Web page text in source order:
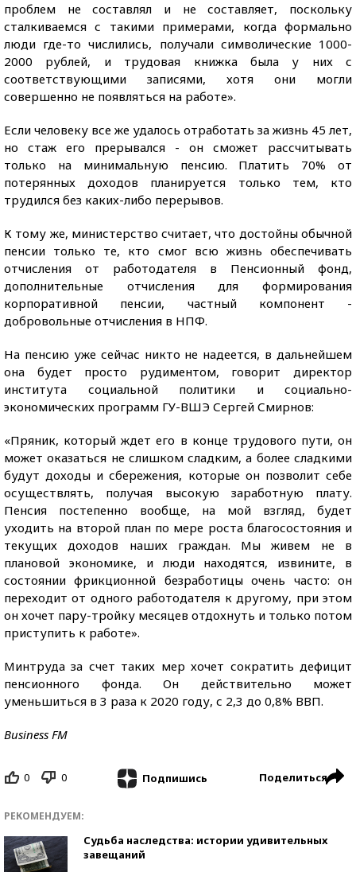
проблем не составлял и не составляет, поскольку
сталкиваемся с такими примерами, когда формально
люди где-то числились, получали символические 1000-
2000 рублей, и трудовая книжка была у них с
соответствующими записями, хотя они могли
совершенно не появляться на работе».
Если человеку все же удалось отработать за жизнь 45 лет,
но стаж его прерывался - он сможет рассчитывать
только на минимальную пенсию. Платить 70% от
потерянных доходов планируется только тем, кто
трудился без каких-либо перерывов.
К тому же, министерство считает, что достойны обычной
пенсии только те, кто смог всю жизнь обеспечивать
отчисления от работодателя в Пенсионный фонд,
дополнительные отчисления для формирования
корпоративной пенсии, частный компонент -
добровольные отчисления в НПФ.
На пенсию уже сейчас никто не надеется, в дальнейшем
она будет просто рудиментом, говорит директор
института социальной политики и социально-
экономических программ ГУ-ВШЭ Сергей Смирнов:
«Пряник, который ждет его в конце трудового пути, он
может оказаться не слишком сладким, а более сладкими
будут доходы и сбережения, которые он позволит себе
осуществлять, получая высокую заработную плату.
Пенсия постепенно вообще, на мой взгляд, будет
уходить на второй план по мере роста благосостояния и
текущих доходов наших граждан. Мы живем не в
плановой экономике, и люди находятся, извините, в
состоянии фрикционной безработицы очень часто: он
переходит от одного работодателя к другому, при этом
он хочет пару-тройку месяцев отдохнуть и только потом
приступить к работе».
Минтруда за счет таких мер хочет сократить дефицит
пенсионного фонда. Он действительно может
уменьшиться в 3 раза к 2020 году, с 2,3 до 0,8% ВВП.
Business FM
0 0 Подпишись Поделиться
РЕКОМЕНДУЕМ:
Судьба наследства: истории удивительных
завещаний